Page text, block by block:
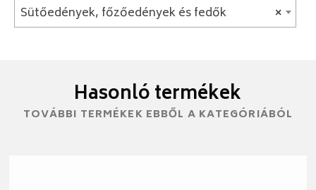
×
Sütőedények, főzőedények és fedők
Hasonló termékek
TOVÁBBI TERMÉKEK EBBŐL A KATEGÓRIÁBÓL